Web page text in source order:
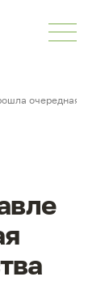
очередная